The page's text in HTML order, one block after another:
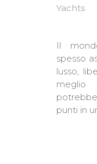
Yachts
Il
spesso
lusso,
punti in